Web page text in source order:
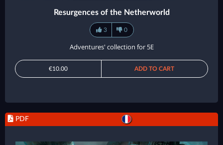
Resurgences of the Netherworld
3 0
Adventures' collection for 5E
€10.00 ADD TO CART
PDF